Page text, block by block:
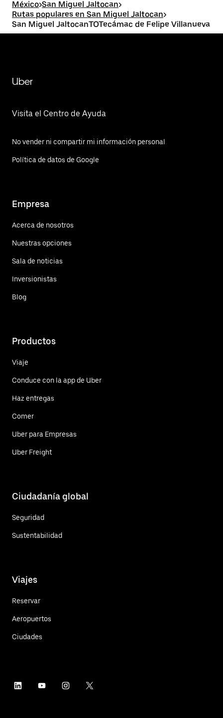
México>San Miguel Jaltocan>
Rutas populares en San Miguel Jaltocan>
San Miguel JaltocanTOTecámac de Felipe Villanueva
Uber
Visita el Centro de Ayuda
No vender ni compartir mi información personal
Política de datos de Google
Empresa
Acerca de nosotros
Nuestras opciones
Sala de noticias
Inversionistas
Blog
Productos
Viaje
Conduce con la app de Uber
Haz entregas
Comer
Uber para Empresas
Uber Freight
Ciudadanía global
Seguridad
Sustentabilidad
Viajes
Reservar
Aeropuertos
Ciudades